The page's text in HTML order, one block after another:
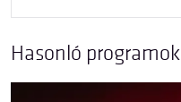
Hasonló programok